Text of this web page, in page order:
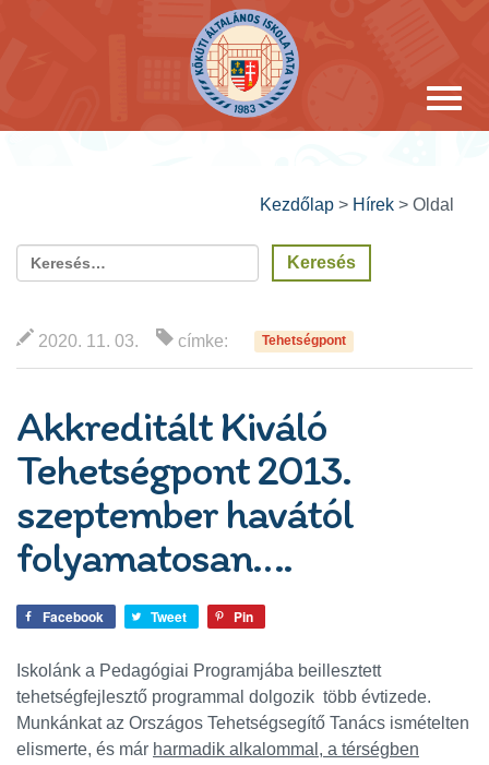
Kezdőlap > Hírek > Oldal
2020. 11. 03. címke: Tehetségpont
Akkreditált Kiváló
Tehetségpont 2013.
szeptember havától
folyamatosan….
Facebook Tweet Pin
Iskolánk a Pedagógiai Programjába beillesztett
tehetségfejlesztő programmal dolgozik több évtizede.
Munkánkat az Országos Tehetségsegítő Tanács ismételten
elismerte, és már harmadik alkalommal, a térségben